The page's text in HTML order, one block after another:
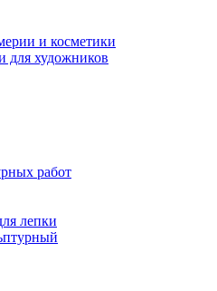
и косметики
для художников
работ
лепки